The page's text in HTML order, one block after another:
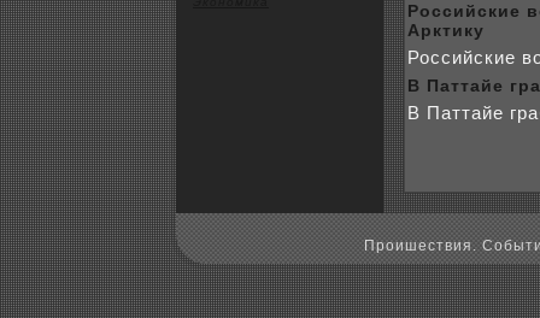
Российские
Арктику
Российские
В Паттайе
В Паттайе
Пpoишествия.